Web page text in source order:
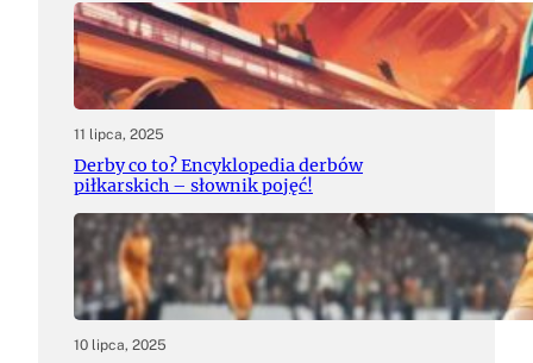
11 lipca, 2025
Derby co to? Encyklopedia derbów
piłkarskich – słownik pojęć!
10 lipca, 2025